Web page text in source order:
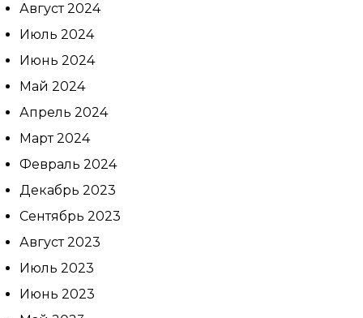
Август 2024
Июль 2024
Июнь 2024
Май 2024
Апрель 2024
Март 2024
Февраль 2024
Декабрь 2023
Сентябрь 2023
Август 2023
Июль 2023
Июнь 2023